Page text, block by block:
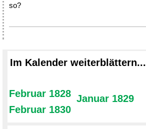
so?
Im Kalender weiterblättern...
Februar 1828
Februar 1830
Januar 1829